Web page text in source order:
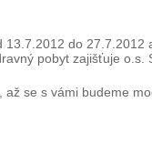
do
pobyt zajišťuje
se s vámi budeme